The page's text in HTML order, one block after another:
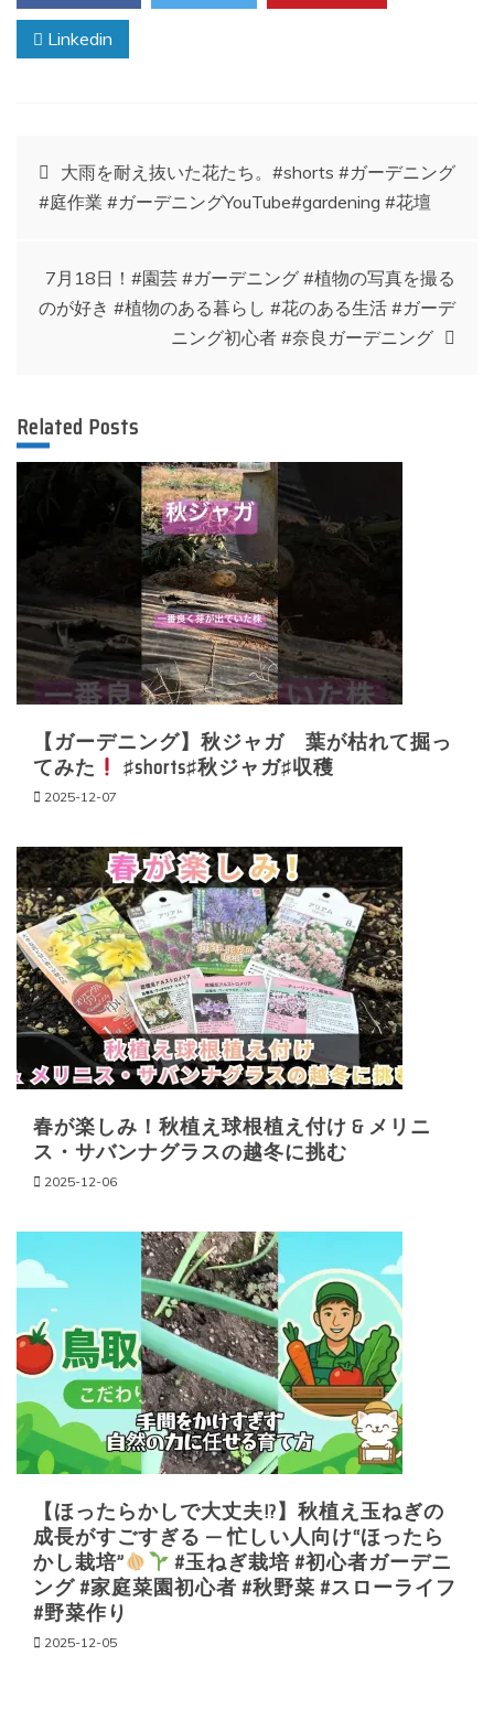
Linkedin
投
稿
ナ
ゲ
ー
ン
大雨を耐え抜いた花たち。#shorts #ガーデニング
#庭作業 #ガーデニングYouTube#gardening #花壇
7月18日！#園芸 #ガーデニング #植物の写真を撮る
のが好き #植物のある暮らし #花のある生活 #ガーデ
ニング初心者 #奈良ガーデニング
Related Posts
【ガーデニング】秋ジャガ 葉が枯れて掘っ
てみた
♯shorts♯秋ジャガ♯収穫
2025-12-07
春が楽しみ！秋植え球根植え付け & メリニ
ス・サバンナグラスの越冬に挑む
2025-12-06
【ほったらかしで大丈夫!?】秋植え玉ねぎの
成長がすごすぎる — 忙しい人向け“ほったら
かし栽培”
#玉ねぎ栽培 #初心者ガーデニ
ング #家庭菜園初心者 #秋野菜 #スローライフ
#野菜作り
2025-12-05